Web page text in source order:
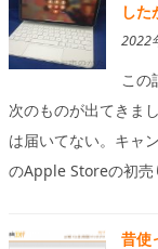
した
2022
この
次のものが出てきま
は届いてない。キャ
のApple Storeの初売
昔使